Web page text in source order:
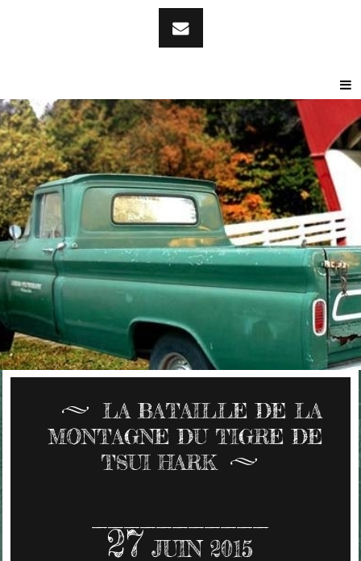
LA BATAILLE DE LA
MONTAGNE DU TIGRE DE
TSUI HARK
27 JUIN 2015